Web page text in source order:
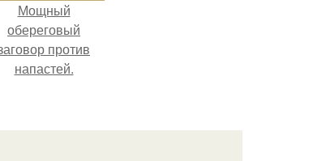
Мощный
обереговый
против
напастей.